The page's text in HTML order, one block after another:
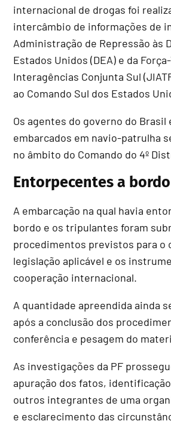
internacional de drogas foi
intercâmbio de informações de
Administração de Repressão às
Estados Unidos (DEA) e da
Interagências Conjunta Sul
ao Comando Sul dos Estados
Os agentes do governo do Brasil
embarcados em navio-patrulha
no âmbito do Comando do 4º
Entorpecentes a bordo
A embarcação na qual havia
bordo e os tripulantes foram
procedimentos previstos para o
legislação aplicável e os
cooperação internacional.
A quantidade apreendida ainda
após a conclusão dos
conferência e pesagem do
As investigações da PF
apuração dos fatos,
outros integrantes de uma
e esclarecimento das